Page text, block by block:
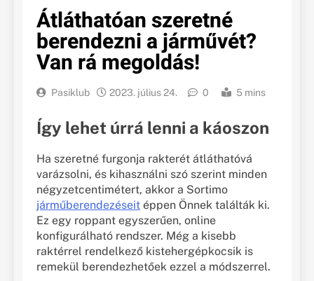
Átláthatóan szeretné
berendezni a járművét?
Van rá megoldás!
Pasiklub 2023. július 24. 0 5 mins
Így lehet úrrá lenni a káoszon
Ha szeretné furgonja rakterét átláthatóvá
varázsolni, és kihasználni szó szerint minden
négyzetcentimétert, akkor a Sortimo
járműberendezéseit éppen Önnek találták ki.
Ez egy roppant egyszerűen, online
konfigurálható rendszer. Még a kisebb
raktérrel rendelkező kistehergépkocsik is
remekül berendezhetőek ezzel a módszerrel.